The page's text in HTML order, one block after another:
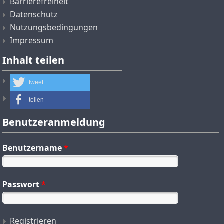
Datenschutz
Nutzungsbedingungen
Impressum
Inhalt teilen
tweet
teilen
Benutzeranmeldung
Benutzername*
Passwort*
Registrieren